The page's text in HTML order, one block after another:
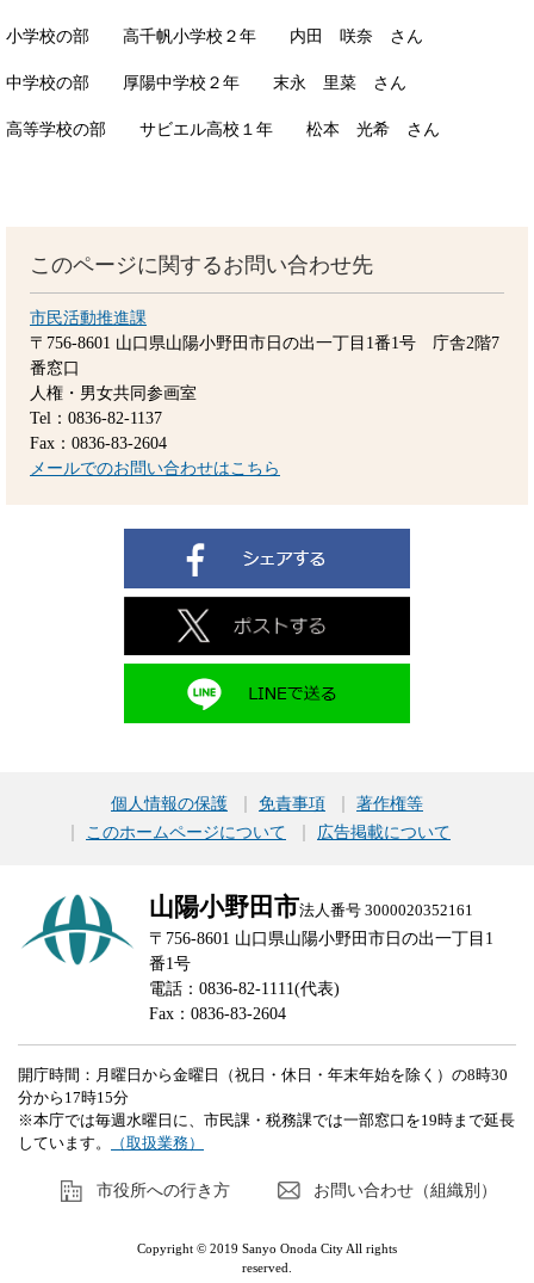
小学校の部 高千帆小学校２年 内田 咲奈 さん
中学校の部 厚陽中学校２年 末永 里菜 さん
高等学校の部 サビエル高校１年 松本 光希 さん
このページに関するお問い合わせ先
市民活動推進課
〒756-8601 山口県山陽小野田市日の出一丁目1番1号 庁舎2階7
番窓口
人権・男女共同参画室
Tel：0836-82-1137
Fax：0836-83-2604
メールでのお問い合わせはこちら
個人情報の保護 免責事項
著作権等
このホームページについて
広告掲載について
山陽小野田市法人番号 3000020352161
〒756-8601 山口県山陽小野田市日の出一丁目1
番1号
電話：0836-82-1111(代表)
Fax：0836-83-2604
開庁時間：月曜日から金曜日（祝日・休日・年末年始を除く）の8時30
分から17時15分
※本庁では毎週水曜日に、市民課・税務課では一部窓口を19時まで延長
しています。
（取扱業務）
市役所への行き方 お問い合わせ（組織別）
Copyright © 2019 Sanyo Onoda City All rights
reserved.